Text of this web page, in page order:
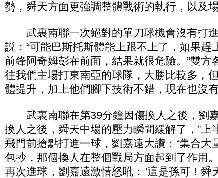
勢，舜天方面更強調整體戰術的執行，以及
武裏南聯一次絕對的單刀球機會沒有打
説：“可能巴斯托斯體能上跟不上了，如果趕
前鋒阿奇姆彭在前面，結果就很危險。”雙方
往我們主場打東南亞的球隊，大勝比較多，
體提升，加上他們腳下技術不錯，現在也沒
武裏南聯在第39分鐘因傷換人之後，劉嘉
換人之後，舜天中場的壓力瞬間緩解了，”上
飛門前搶點打進一球，劉嘉遠大讚：“集合大
包抄，那個換人在整個戰局方面起到了作用
再次進球，劉嘉遠激情怒吼：“這是孫可！舜